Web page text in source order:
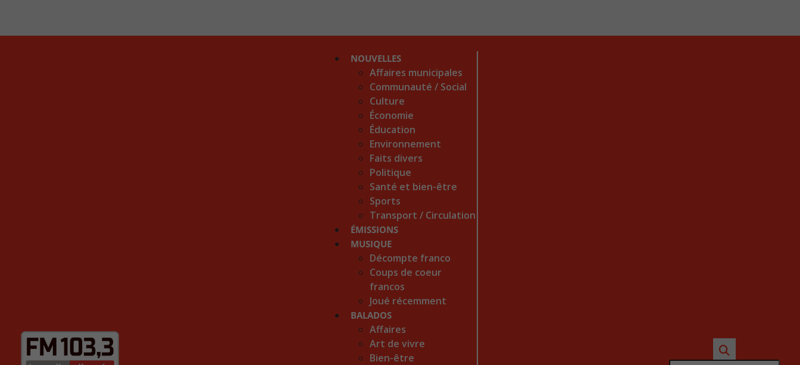
NOUVELLES
Affaires municipales
Communauté / Social
Culture
Économie
Éducation
Environnement
Faits divers
Politique
Santé et bien-être
Sports
Transport / Circulation
ÉMISSIONS
MUSIQUE
Décompte franco
Coups de coeur
francos
Joué récemment
BALADOS
Affaires
Art de vivre
Bien-être